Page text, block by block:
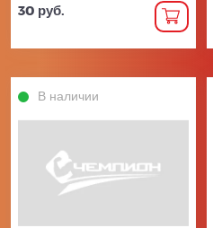
30 руб.
В наличии